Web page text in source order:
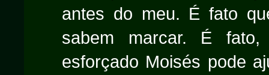
antes do meu. É fato
sabem marcar. É
esforçado Moisés pode